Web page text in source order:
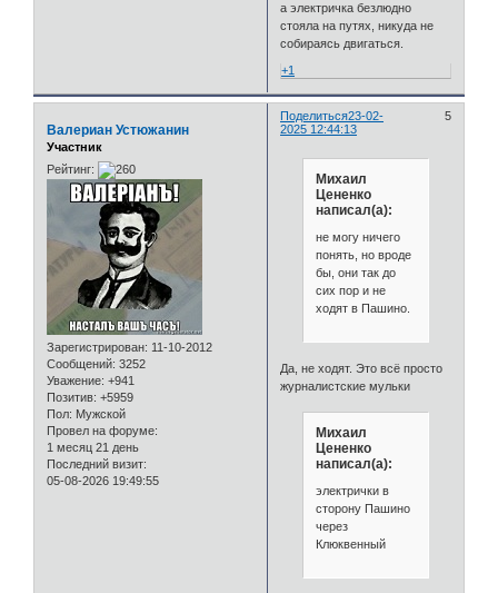
а электричка безлюдно
стояла на путях, никуда не
собираясь двигаться.
+1
Поделиться 5
23-02-
2025 12:44:13
Валериан Устюжанин
Участник
Рейтинг:
Зарегистрирован: 11-10-2012
Сообщений: 3252
Уважение: +941
Позитив: +5959
Пол: Мужской
Провел на форуме:
1 месяц 21 день
Последний визит:
05-08-2026 19:49:55
Михаил
Цененко
написал(а):
не могу ничего
понять, но вроде
бы, они так до
сих пор и не
ходят в Пашино.
Да, не ходят. Это всё просто
журналистские мульки
Михаил
Цененко
написал(а):
электрички в
сторону Пашино
через
Клюквенный